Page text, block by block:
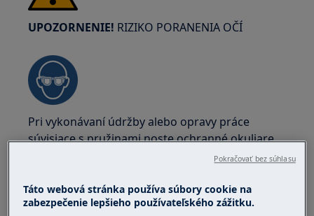
UPOZORNENIE! RIZIKO PORANENIA OČÍ
Pri vykonávaní údržby alebo opravy práce
súvisiace s pružinami noste ochranné okuliare.
Táto webová stránka používa súbory cookie na
zabezpečenie lepšieho používateľského zážitku.
Pokračovať bez súhlasu